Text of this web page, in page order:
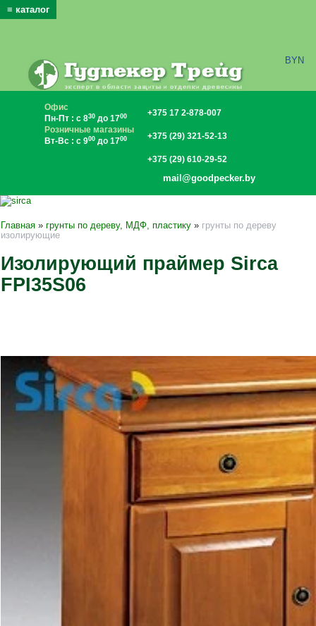
x
≡ каталог
BYN
Офис
Пн-Пт : с 830 до 1700
Розничные магазины
Вт-Вс : с 900 до 1700
+375 17 2-878-007
+375 (29) 321-52-13
+375 (29) 610-29-52
mail@goodpecker.by
Главная » грунты по дереву, МДФ, пластику » грунты по дереву
изолирующие
Изолирующий праймер Sirca
FPI35S06